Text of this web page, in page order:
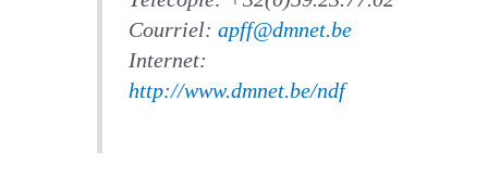
Courriel:apff@dmnet.be
Internet:
http://www.dmnet.be/ndf